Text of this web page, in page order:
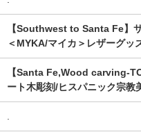
【Southwest to Santa Fe】
＜MYKA/マイカ＞レザーグッ
【Santa Fe,Wood carving-
ート木彫刻/ヒスパニック宗教